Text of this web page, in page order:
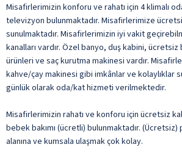
Misafirlerimizin konforu ve rahatı için 4 klimalı
televizyon bulunmaktadır. Misafirlerimize
sunulmaktadır. Misafirlerimizin iyi vakit
kanalları vardır. Özel banyo, duş kabini,
ürünleri ve saç kurutma makinesi vardır.
kahve/çay makinesi gibi imkânlar ve kolaylıklar
günlük olarak oda/kat hizmeti verilmektedir.
Misafirlerimizin rahatı ve konforu için ücretsiz
bebek bakımı (ücretli) bulunmaktadır.
alanına ve kumsala ulaşmak çok kolay.